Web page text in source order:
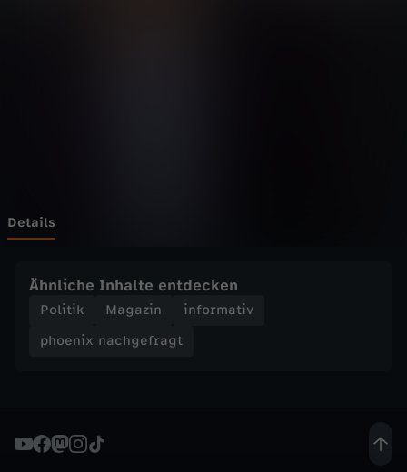
e
r
t
Details
Ähnliche Inhalte entdecken
Politik Magazin
informativ
phoenix nachgefragt